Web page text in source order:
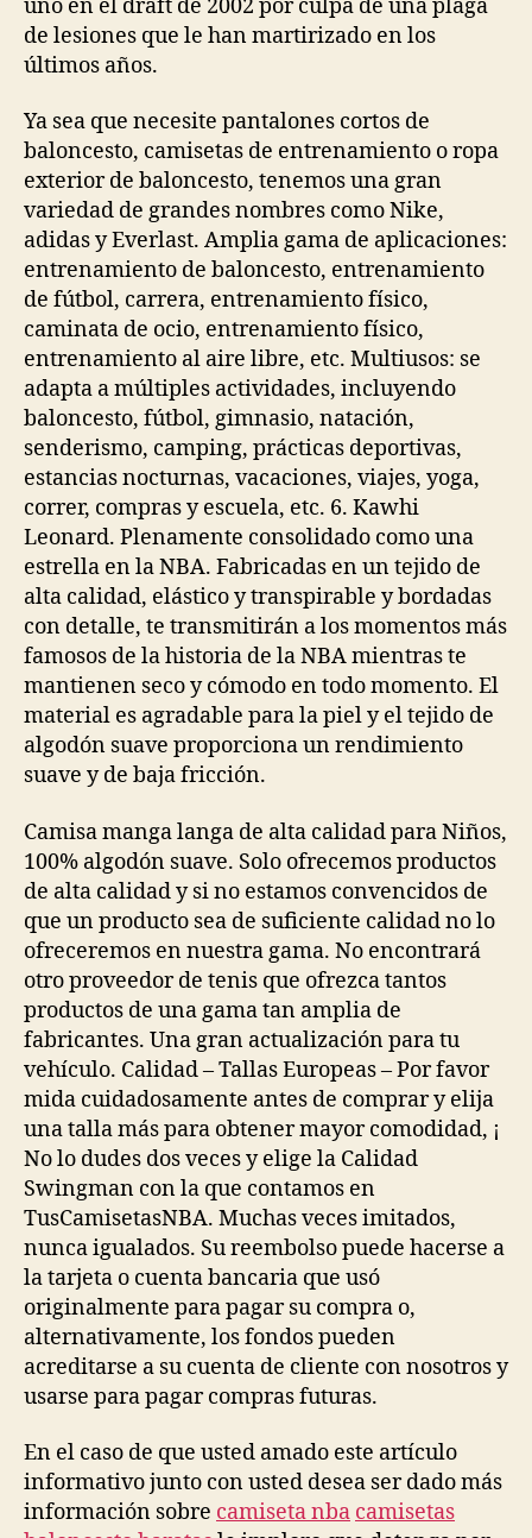
uno en el draft de 2002 por culpa de una plaga
de lesiones que le han martirizado en los
últimos años.
Ya sea que necesite pantalones cortos de
baloncesto, camisetas de entrenamiento o ropa
exterior de baloncesto, tenemos una gran
variedad de grandes nombres como Nike,
adidas y Everlast. Amplia gama de aplicaciones:
entrenamiento de baloncesto, entrenamiento
de fútbol, carrera, entrenamiento físico,
caminata de ocio, entrenamiento físico,
entrenamiento al aire libre, etc. Multiusos: se
adapta a múltiples actividades, incluyendo
baloncesto, fútbol, gimnasio, natación,
senderismo, camping, prácticas deportivas,
estancias nocturnas, vacaciones, viajes, yoga,
correr, compras y escuela, etc. 6. Kawhi
Leonard. Plenamente consolidado como una
estrella en la NBA. Fabricadas en un tejido de
alta calidad, elástico y transpirable y bordadas
con detalle, te transmitirán a los momentos más
famosos de la historia de la NBA mientras te
mantienen seco y cómodo en todo momento. El
material es agradable para la piel y el tejido de
algodón suave proporciona un rendimiento
suave y de baja fricción.
Camisa manga langa de alta calidad para Niños,
100% algodón suave. Solo ofrecemos productos
de alta calidad y si no estamos convencidos de
que un producto sea de suficiente calidad no lo
ofreceremos en nuestra gama. No encontrará
otro proveedor de tenis que ofrezca tantos
productos de una gama tan amplia de
fabricantes. Una gran actualización para tu
vehículo. Calidad – Tallas Europeas – Por favor
mida cuidadosamente antes de comprar y elija
una talla más para obtener mayor comodidad, ¡
No lo dudes dos veces y elige la Calidad
Swingman con la que contamos en
TusCamisetasNBA. Muchas veces imitados,
nunca igualados. Su reembolso puede hacerse a
la tarjeta o cuenta bancaria que usó
originalmente para pagar su compra o,
alternativamente, los fondos pueden
acreditarse a su cuenta de cliente con nosotros y
usarse para pagar compras futuras.
En el caso de que usted amado este artículo
informativo junto con usted desea ser dado más
información sobre camiseta nba camisetas